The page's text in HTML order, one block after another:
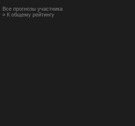
Все прогнозы участника
« К общему рейтингу